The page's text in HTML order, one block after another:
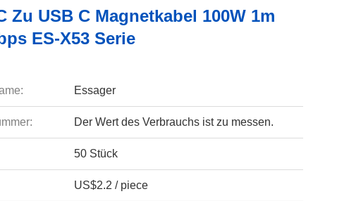
Zu USB C Magnetkabel 100W 1m
ES-X53 Serie
Essager
Der Wert des Verbrauchs ist zu messen.
50 Stück
US$2.2 / piece